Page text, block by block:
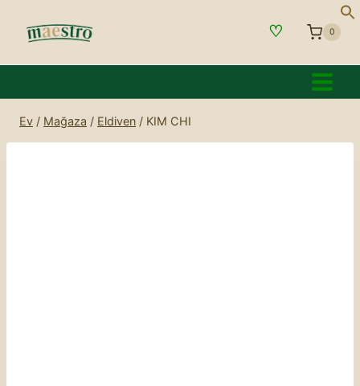
♡ 0
Ev / Mağaza / Eldiven / KIM CHI